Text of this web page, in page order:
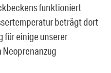
funktioniert
beträgt dort
für einige unserer
Neoprenanzug